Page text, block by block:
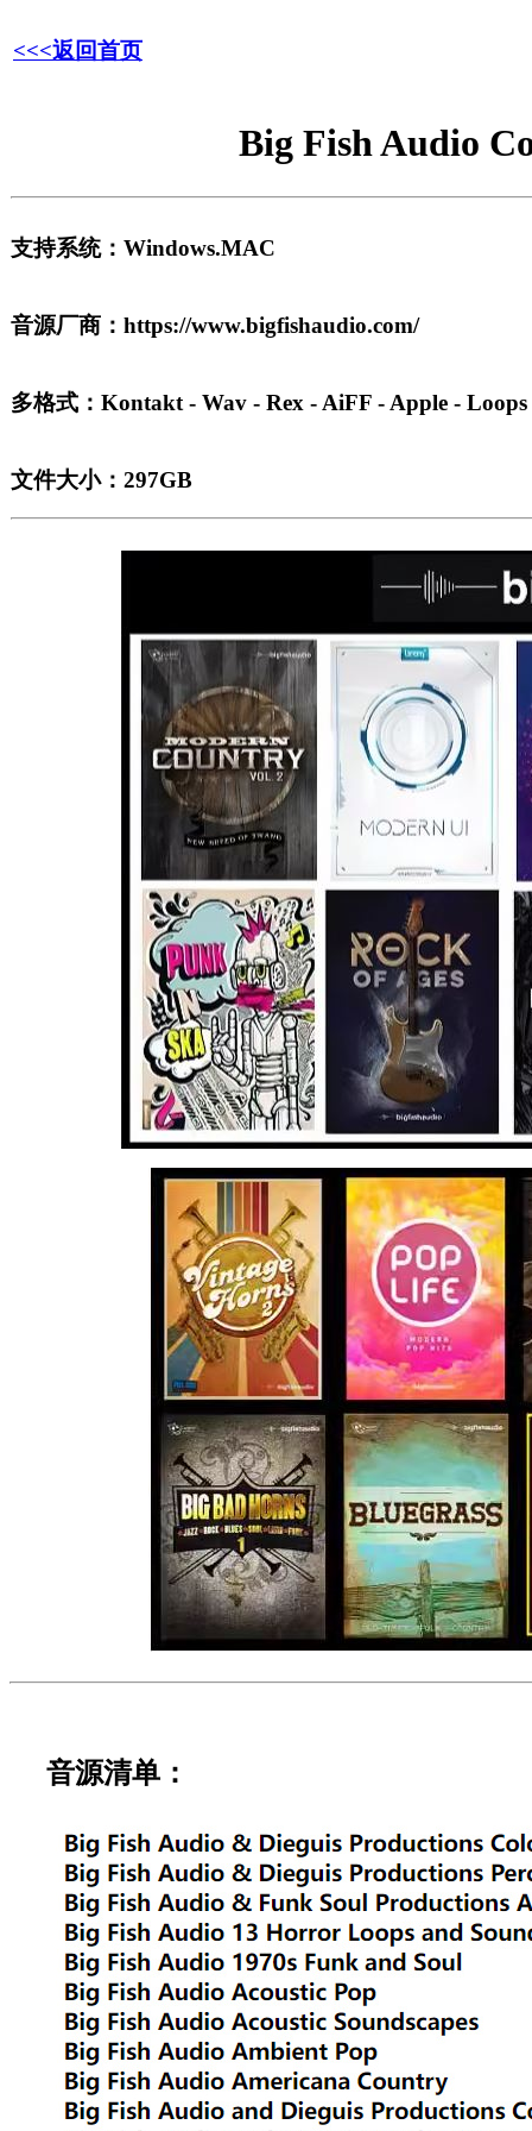
<<<返回首页
Big Fish Audio
支持系统：Windows.MAC
音源厂商：https://www.bigfishaudio.com/
多格式：Kontakt - Wav - Rex - AiFF - Apple - Loops
文件大小：297GB
音源清单：